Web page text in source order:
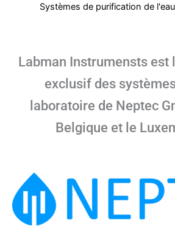
Systèmes de purification de
Labman Instrumensts est
exclusif des systèmes
laboratoire de Neptec
Belgique et le